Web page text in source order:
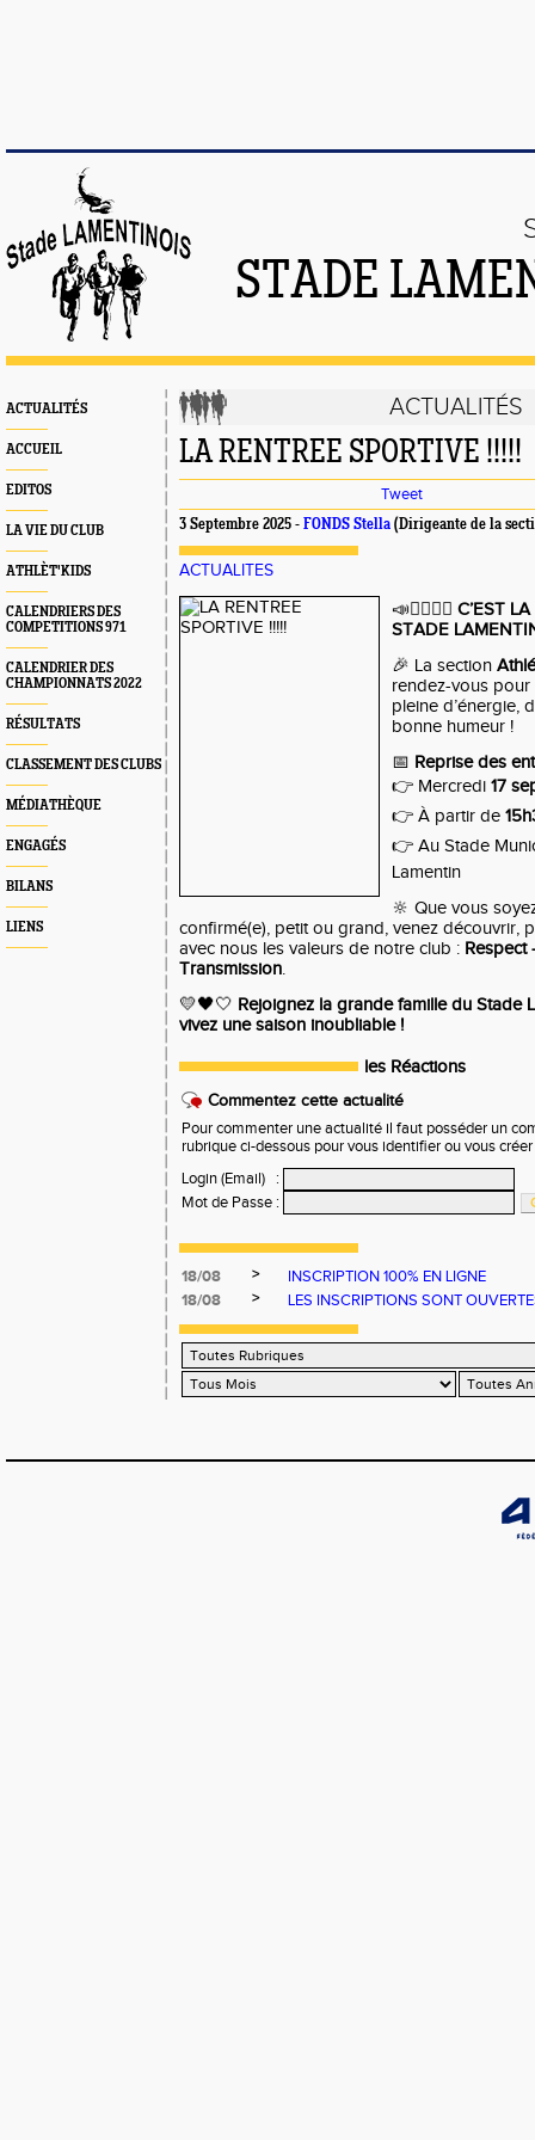
STADE
ACTUALITÉS
ACCUEIL
EDITOS
LA VIE DU CLUB
ATHLÈT'KIDS
CALENDRIERS DES
COMPETITIONS 971
CALENDRIER DES
CHAMPIONNATS 2022
RÉSULTATS
CLASSEMENT DES CLUBS
MÉDIATHÈQUE
ENGAGÉS
BILANS
LIENS
ACTUALITÉS
LA RENTREE SPORTIVE !!!!!
Tweet
3 Septembre 2025 - FONDS Stella (Dirigeante de la
ACTUALITES
📣🏃‍♀️🏃‍♂️ C’EST
STADE
🎉 La section
rendez-vous pour
pleine d’énergie,
bonne humeur !
📅 Reprise des
👉 Mercredi 17
👉 À partir de
👉 Au Stade
Lamentin
🔆 Que vous
confirmé(e), petit ou grand, venez découvrir,
avec nous les valeurs de notre club : Respect
Transmission.
💛🖤🤍 Rejoignez la grande famille du Stade
vivez une saison inoubliable !
les Réactions
Commentez cette actualité
Pour commenter une actualité il faut posséder un
rubrique ci-dessous pour vous identifier ou vous
Login (Email)
:
Mot de Passe :
18/08 >
INSCRIPTION 100% EN LIGNE
18/08
> LES INSCRIPTIONS SONT